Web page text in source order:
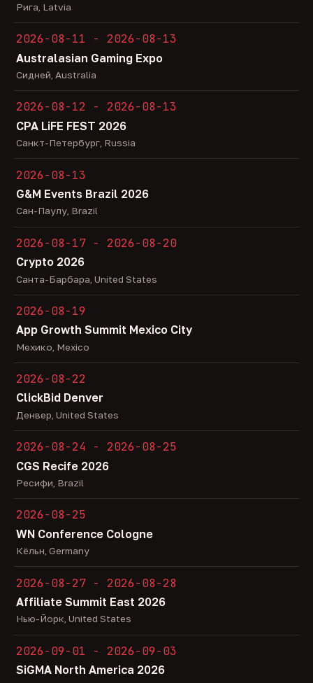
Рига, Latvia
2026-08-11 - 2026-08-13
Australasian Gaming Expo
Сидней, Australia
2026-08-12 - 2026-08-13
CPA LiFE FEST 2026
Санкт-Петербург, Russia
2026-08-13
G&M Events Brazil 2026
Сан-Паулу, Brazil
2026-08-17 - 2026-08-20
Crypto 2026
Санта-Барбара, United States
2026-08-19
App Growth Summit Mexico City
Мехико, Mexico
2026-08-22
ClickBid Denver
Денвер, United States
2026-08-24 - 2026-08-25
CGS Recife 2026
Ресифи, Brazil
2026-08-25
WN Conference Cologne
Кёльн, Germany
2026-08-27 - 2026-08-28
Affiliate Summit East 2026
Нью-Йорк, United States
2026-09-01 - 2026-09-03
SiGMA North America 2026